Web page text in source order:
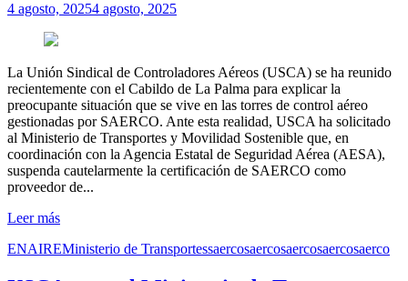
4 agosto, 20254 agosto, 2025
La Unión Sindical de Controladores Aéreos (USCA) se ha reunido
recientemente con el Cabildo de La Palma para explicar la
preocupante situación que se vive en las torres de control aéreo
gestionadas por SAERCO. Ante esta realidad, USCA ha solicitado
al Ministerio de Transportes y Movilidad Sostenible que, en
coordinación con la Agencia Estatal de Seguridad Aérea (AESA),
suspenda cautelarmente la certificación de SAERCO como
proveedor de...
Leer más
ENAIREMinisterio de Transportessaercosaercosaercosaercosaerco